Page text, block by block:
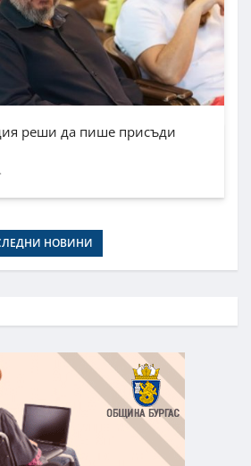
реши да пише присъди
НОВИНИ